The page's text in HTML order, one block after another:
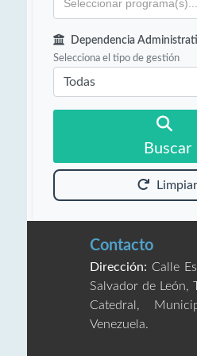
Dependencia
Selecciona el tipo de gestión
Buscar
Limpiar
Contacto
Dirección: Calle
Salvador de León,
Catedral,
Venezuela.